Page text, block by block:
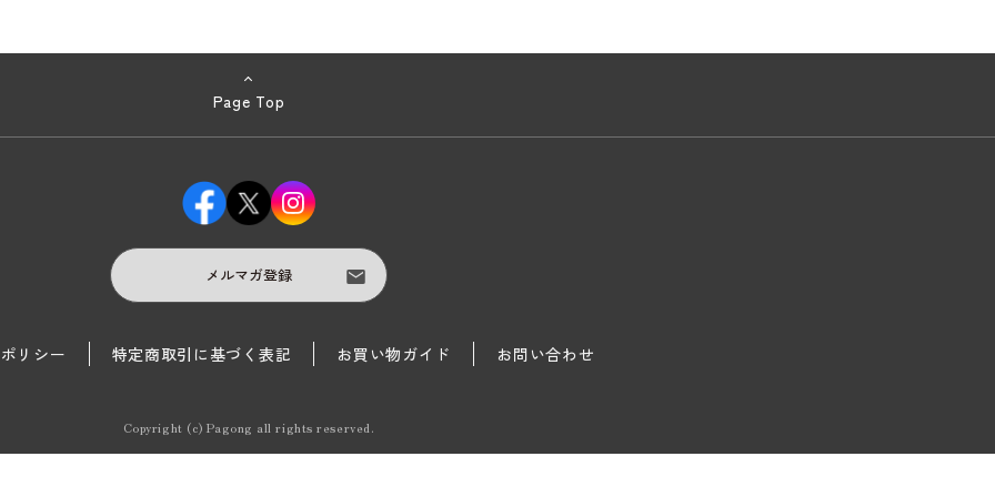
Page Top
メルマガ登録
リシー 特定商取引に基づく表記 お買い物ガイド お問い合わせ
Copyright (c) Pagong all rights reserved.